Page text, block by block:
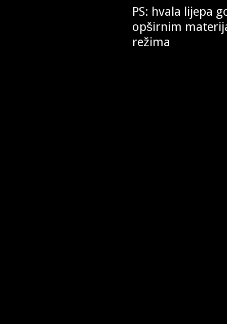
PS: hvala lijepa
opširnim
režima